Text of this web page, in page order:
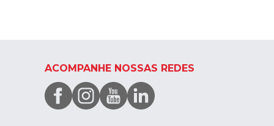
ACOMPANHE NOSSAS REDES